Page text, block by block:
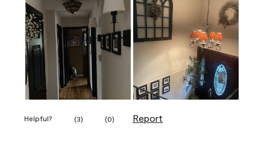
Helpful? (3) (0) Report